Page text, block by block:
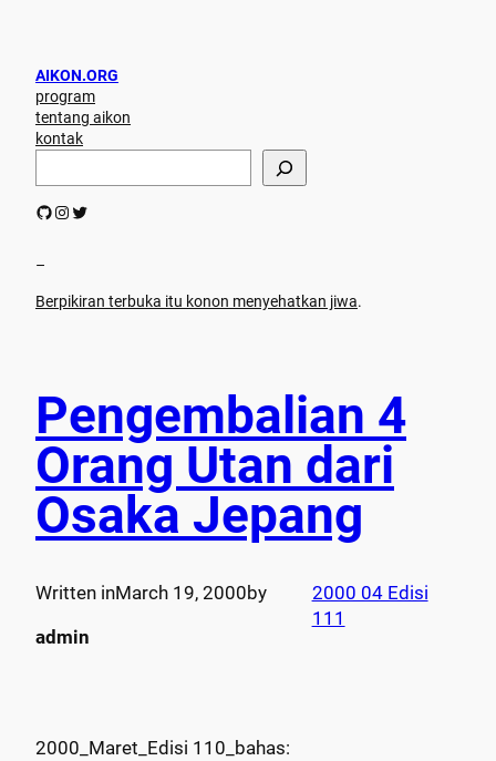
AIKON.ORG
program
tentang aikon
kontak
r
h
GitHub Instagram Twitter
–
Berpikiran terbuka itu konon menyehatkan jiwa.
Pengembalian 4
Orang Utan dari
Osaka Jepang
Written inMarch 19, 2000by
admin
2000 04 Edisi
111
2000_Maret_Edisi 110_bahas: